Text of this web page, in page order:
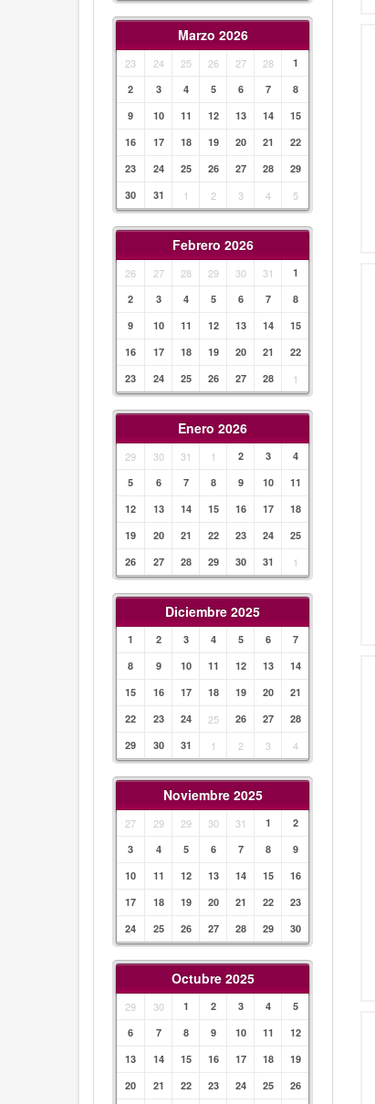
Marzo 2026
23 24 25 26 27 28
1
2
3 4 5 6 7
8
9
10 11 12 13 14
15
16
17 18 19 20 21
22
23
24 25 26 27 28
29
30
31 1 2 3 4 5
Febrero 2026
26 27 28 29 30 31
1
2
3 4 5 6 7
8
9
10 11 12 13 14
15
16
17 18 19 20 21
22
23
24 25 26 27 28 1
Enero 2026
29 30 31 1 2 3
4
5
6 7 8 9 10
11
12
13 14 15 16 17
18
19
20 21 22 23 24
25
26
27 28 29 30 31 1
Diciembre 2025
1 2 3 4 5 6
7
8
9 10 11 12 13
14
15
16 17 18 19 20
21
22
23 24 25 26 27
28
29
30 31 1 2 3 4
Noviembre 2025
27 29 29 30 31 1
2
3
4 5 6 7 8
9
10
11 12 13 14 15
16
17
18 19 20 21 22
23
24
25 26 27 28 29 30
Octubre 2025
29 30 1 2 3 4
5
6
7 8 9 10 11
12
13
14 15 16 17 18
19
20
21 22 23 24 25
26